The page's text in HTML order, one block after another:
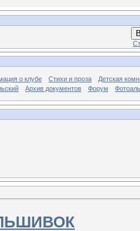
о клубе Стихи и проза
Детская
Архив документов Форум